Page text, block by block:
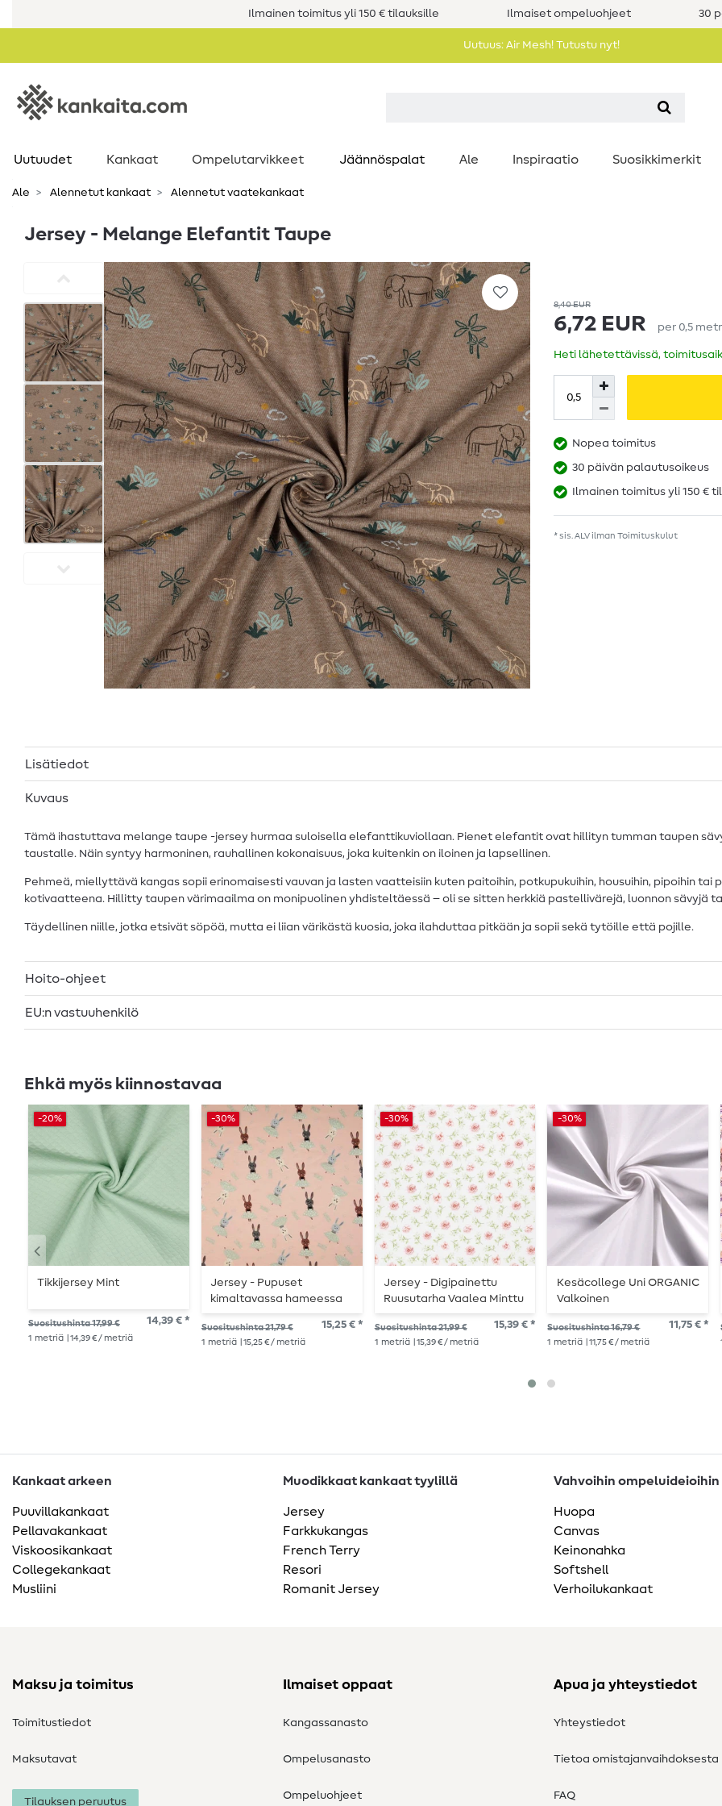
Ilmainen toimitus yli 150 € tilauksille Ilmaiset ompeluohjeet 30
Uutuus: Air Mesh! Tutustu nyt!
Uutuudet Kankaat Ompelutarvikkeet Jäännöspalat Ale Inspiraatio Suosikkimerkit
Ale Alennetut kankaat Alennetut vaatekankaat
Jersey - Melange Elefantit Taupe
8,40 EUR
6,72 EUR per 0,5
Heti lähetettävissä,
Nopea toimitus
30 päivän palautusoikeus
Ilmainen toimitus yli 150 €
* sis. ALV ilman Toimituskulut
Lisätiedot
Kuvaus
Tämä ihastuttava melange taupe -jersey hurmaa suloisella elefanttikuviollaan. Pienet elefantit ovat hillityn tumman taupen
taustalle. Näin syntyy harmoninen, rauhallinen kokonaisuus, joka kuitenkin on iloinen ja lapsellinen.
Pehmeä, miellyttävä kangas sopii erinomaisesti vauvan ja lasten vaatteisiin kuten paitoihin, potkupukuihin, housuihin, pipoihin tai
kotivaatteena. Hillitty taupen värimaailma on monipuolinen yhdisteltäessä – oli se sitten herkkiä pastellivärejä, luonnon sävyjä
Täydellinen niille, jotka etsivät söpöä, mutta ei liian värikästä kuosia, joka ilahduttaa pitkään ja sopii sekä tytöille että pojille.
Hoito-ohjeet
EU:n vastuuhenkilö
Ehkä myös kiinnostavaa
-20%
Tikkijersey Mint
Suositushinta 17,99 € 14,39 € *
1 metriä | 14,39 € / metriä
-30%
Jersey - Pupuset
kimaltavassa hameessa
roosa
Suositushinta 21,79 € 15,25 € *
1 metriä | 15,25 € / metriä
-30%
Jersey - Digipainettu
Ruusutarha Vaalea Minttu
Suositushinta 21,99 € 15,39 € *
1 metriä | 15,39 € / metriä
-30%
Kesäcollege Uni ORGANIC
Valkoinen
Suositushinta 16,79 € 11,75 € *
1 metriä | 11,75 € / metriä
Kankaat arkeen
Puuvillakankaat
Pellavakankaat
Viskoosikankaat
Collegekankaat
Musliini
Muodikkaat kankaat tyylillä
Jersey
Farkkukangas
French Terry
Resori
Romanit Jersey
Vahvoihin ompeluideioihin
Huopa
Canvas
Keinonahka
Softshell
Verhoilukankaat
Maksu ja toimitus
Toimitustiedot
Maksutavat
Tilauksen peruutus
Ilmaiset oppaat
Kangassanasto
Ompelusanasto
Ompeluohjeet
Apua ja yhteystiedot
Yhteystiedot
Tietoa omistajanvaihdoksesta
FAQ